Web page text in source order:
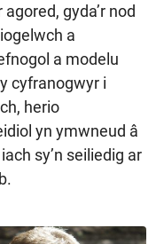
gyda’r nod
a
a modelu
cyfranogwyr i
herio
yn ymwneud â
sy’n seiliedig ar